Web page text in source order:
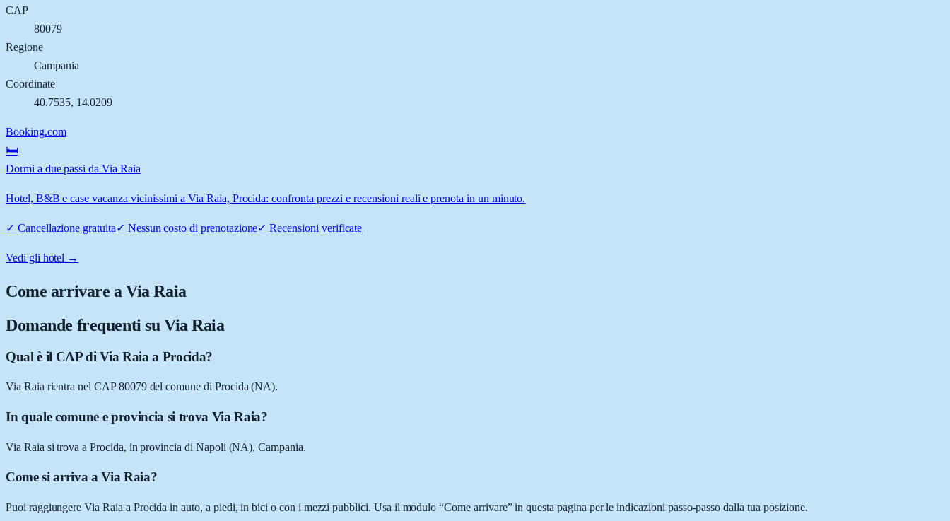
CAP
80079
Regione
Campania
Coordinate
40.7535, 14.0209
Booking.com
🛏️
Dormi a due passi da Via Raia
Hotel, B&B e case vacanza vicinissimi a Via Raia, Procida: confronta prezzi e recensioni reali e prenota in un minuto.
✓ Cancellazione gratuita✓ Nessun costo di prenotazione✓Recensioni verificate
Vedi gli hotel →
Come arrivare aVia Raia
Domande frequenti su Via Raia
Qual è il CAP di Via Raia a Procida?
Via Raia rientra nel CAP 80079 del comune di Procida (NA).
In quale comune e provincia si trova Via Raia?
Via Raia si trova a Procida, in provincia di Napoli (NA), Campania.
Come si arriva a Via Raia?
Puoi raggiungere Via Raia a Procida in auto, a piedi, in bici o con i mezzi pubblici. Usa il modulo “Come arrivare” in questa pagina per le indicazioni passo-passo dalla tua posizione.